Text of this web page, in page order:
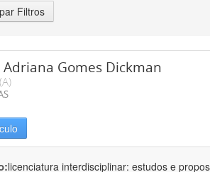
Filtros
Adriana Gomes Dickman
licenciatura interdisciplinar: estudos e